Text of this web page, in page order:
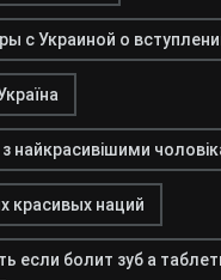
с Украиной о
з найкрасивішими
красивых наций
если болит зуб а